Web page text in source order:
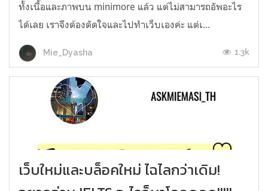
ทั้งเนื้อและภาพบน minimore แล้ว แต่ไม่สามารถอัพอะไร
ได้เลย เราจึงต้องตัดใจและไปทำเว็บเองค่ะ แต่เ...
Mie_Dyasha 1.3k
เว็บใหม่และบล็อคใหม่ ไฉไลกว่าเดิม!